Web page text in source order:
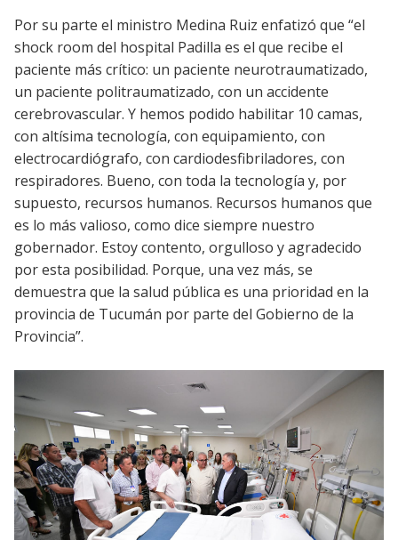
Por su parte el ministro Medina Ruiz enfatizó que “el
shock room del hospital Padilla es el que recibe el
paciente más crítico: un paciente neurotraumatizado,
un paciente politraumatizado, con un accidente
cerebrovascular. Y hemos podido habilitar 10 camas,
con altísima tecnología, con equipamiento, con
electrocardiógrafo, con cardiodesfibriladores, con
respiradores. Bueno, con toda la tecnología y, por
supuesto, recursos humanos. Recursos humanos que
es lo más valioso, como dice siempre nuestro
gobernador. Estoy contento, orgulloso y agradecido
por esta posibilidad. Porque, una vez más, se
demuestra que la salud pública es una prioridad en la
provincia de Tucumán por parte del Gobierno de la
Provincia”.